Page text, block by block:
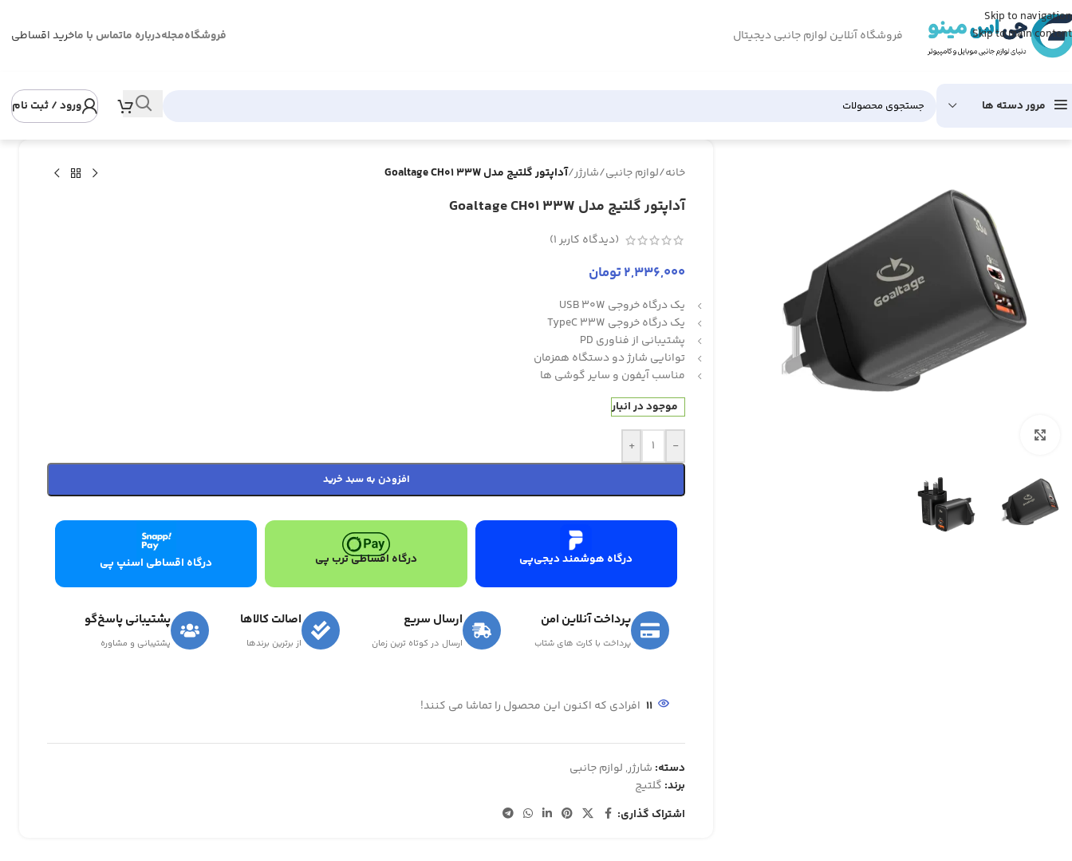
Skip to navigation
Skip to main content
فروشگاه آنلاین لوازم جانبی دیجیتال فروشگاهمجلهدرباره ماتماس با ماخرید اقساطی
مرور دسته ها ورود / ثبت نام
خانه/لوازم جانبی/شارژر/آداپتور گلتیج مدل Goaltage CH01 33W
آداپتور گلتیج مدل Goaltage CH01 33W
(دیدگاه کاربر1
)
2,336,000تومان
یک درگاه خروجی USB 30W
یک درگاه خروجی TypeC 33W
پشتیبانی از فناوری PD
توانایی شارژ دو دستگاه همزمان
مناسب آیفون و سایر گوشی ها
موجود در انبار
-
+
افزودن به سبد خرید
درگاه هوشمند دیجی‌پی درگاه اقساطی ترب پی درگاه اقساطی اسنپ پی
پرداخت آنلاین امن
پرداخت با کارت های شتاب
ارسال سریع
ارسال در کوتاه ترین زمان
اصالت کالاها
از برترین برندها
پشتیبانی پاسخ‌گو
پشتیبانی و مشاوره
11 افرادی که اکنون این محصول را تماشا می کنند!
دسته: شارژر, لوازم جانبی
برند: گلتیج
اشتراک گذاری: